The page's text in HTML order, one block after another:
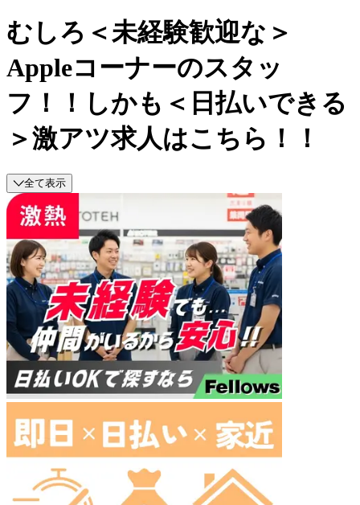
むしろ＜未経験歓迎な＞
Appleコーナーのスタッ
フ！！しかも＜日払いできる
＞激アツ求人はこちら！！
全て表示